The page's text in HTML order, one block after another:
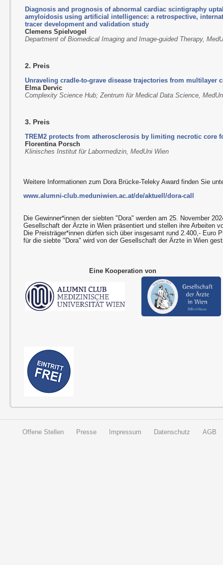
Diagnosis and prognosis of abnormal cardiac scintigraphy
amyloidosis using artificial intelligence: a retrospective,
tracer development and validation study
Clemens Spielvogel
Department of Biomedical Imaging and Image-guided Therapy,
2. Preis
Unraveling cradle-to-grave disease trajectories from multilayer
Elma Dervic
Complexity Science Hub; Zentrum für Medical Data Science,
3. Preis
TREM2 protects from atherosclerosis by limiting necrotic core
Florentina Porsch
Klinisches Institut für Labormedizin, MedUni Wien
Weitere Informationen zum Dora Brücke-Teleky Award finden Sie
www.alumni-club.meduniwien.ac.at/de/aktuell/dora-call
Die Gewinner*innen der siebten "Dora" werden am 25. November
Gesellschaft der Ärzte in Wien präsentiert und stellen ihre Arbeiten
Die Preisträger*innen dürfen sich über insgesamt rund 2.400,- Euro
für die siebte "Dora" wird von der Gesellschaft der Ärzte in Wien
Eine Kooperation von
Offene Stellen Presse Impressum Datenschutz AGB